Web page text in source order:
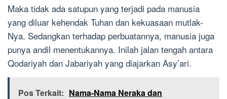
Maka tidak ada satupun yang terjadi pada manusia
yang diluar kehendak Tuhan dan kekuasaan mutlak-
Nya. Sedangkan terhadap perbuatannya, manusia juga
punya andil menentukannya. Inilah jalan tengah antara
Qodariyah dan Jabariyah yang diajarkan Asy’ari.
Pos Terkait: Nama-Nama Neraka dan